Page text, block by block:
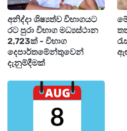
සහතික කිරීමට මෙම නව නීති
එනු ඇත. ශ්‍රී ලංකාවේ ඉඩම්
පාලනයකින් තොරව ඉහළ
එම අංශයේ මිල මාෆියාවන්
නියාමන පද්ධතියක්
කර තිබේ.
නිවාස හා ඉදිකිරීම්
සහ නාගරික සංවර්ධන
අනිද්දා ශිෂ්‍යත්ව විභාගයට
රට පුරා විභාග මධ්‍යස්ථාන
2,723ක් - විභාග
දෙපාර්තමේන්තුවෙන්
දැනුම්දීමක්